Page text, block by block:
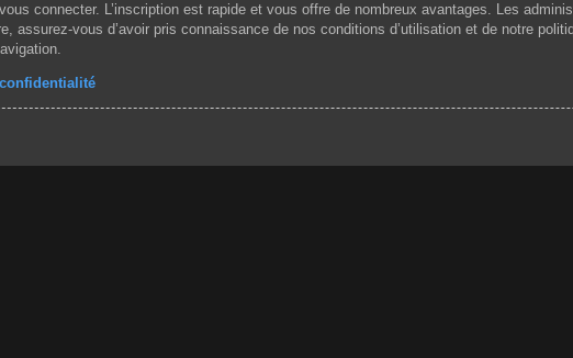
connecter. L’inscription est rapide et vous offre de nombreux avantages. Les
assurez-vous d’avoir pris connaissance de nos conditions d’utilisation et de notre